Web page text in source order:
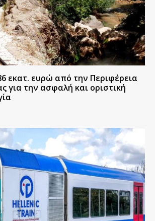
εκατ. ευρώ από την Περιφέρεια
για την ασφαλή και οριστική